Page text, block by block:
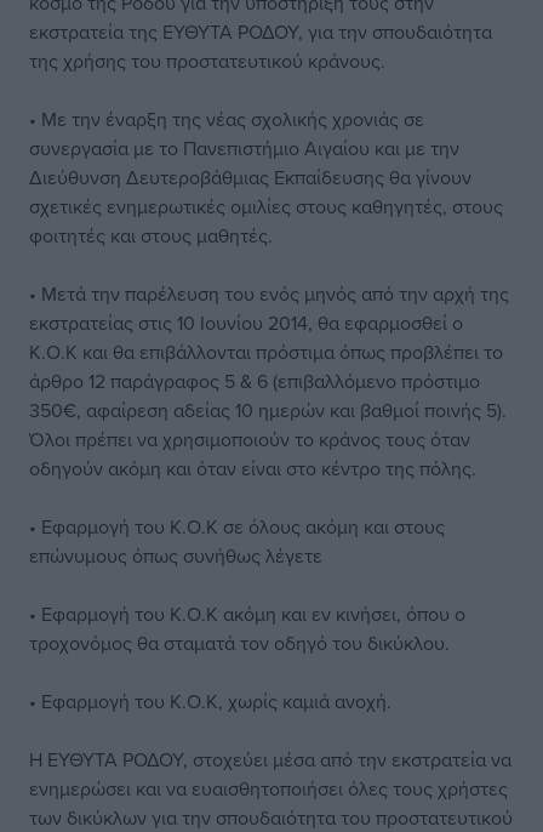
εκστρατεία της ΕΥΘΥΤΑ ΡΟΔΟΥ, για την σπουδαιότητα
της χρήσης του προστατευτικού κράνους.
• Με την έναρξη της νέας σχολικής χρονιάς σε
συνεργασία με το Πανεπιστήμιο Αιγαίου και με την
Διεύθυνση Δευτεροβάθμιας Εκπαίδευσης θα γίνουν
σχετικές ενημερωτικές ομιλίες στους καθηγητές, στους
φοιτητές και στους μαθητές.
• Μετά την παρέλευση του ενός μηνός από την αρχή της
εκστρατείας στις 10 Ιουνίου 2014, θα εφαρμοσθεί ο
Κ.Ο.Κ και θα επιβάλλονται πρόστιμα όπως προβλέπει το
άρθρο 12 παράγραφος 5 & 6 (επιβαλλόμενο πρόστιμο
350€, αφαίρεση αδείας 10 ημερών και βαθμοί ποινής 5).
Όλοι πρέπει να χρησιμοποιούν το κράνος τους όταν
οδηγούν ακόμη και όταν είναι στο κέντρο της πόλης.
• Εφαρμογή του Κ.Ο.Κ σε όλους ακόμη και στους
επώνυμους όπως συνήθως λέγετε
• Εφαρμογή του Κ.Ο.Κ ακόμη και εν κινήσει, όπου ο
τροχονόμος θα σταματά τον οδηγό του δικύκλου.
• Εφαρμογή του Κ.Ο.Κ, χωρίς καμιά ανοχή.
Η ΕΥΘΥΤΑ ΡΟΔΟΥ, στοχεύει μέσα από την εκστρατεία να
ενημερώσει και να ευαισθητοποιήσει όλες τους χρήστες
των δικύκλων για την σπουδαιότητα του προστατευτικού